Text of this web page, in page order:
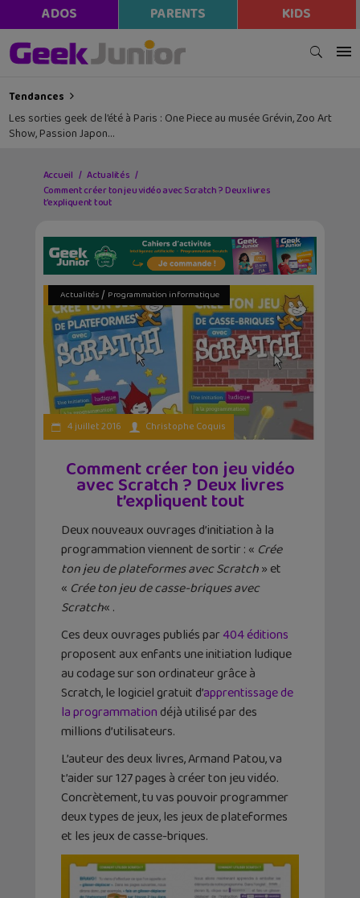
ADOS PARENTS KIDS
Tendances
Les sorties geek de l’été à Paris : One Piece au musée Grévin, Zoo Art
Show, Passion Japon…
Accueil
Actualités
Comment créer ton jeu vidéo avec Scratch ? Deux livres
t’expliquent tout
Actualités/ Programmation informatique
4 juillet 2016 Christophe Coquis
Comment créer ton jeu vidéo
avec Scratch ? Deux livres
t’expliquent tout
Deux nouveaux ouvrages d’initiation à la
programmation viennent de sortir : « Crée
ton jeu de plateformes avec Scratch» et
« Crée ton jeu de casse-briques avec
Scratch« .
Ces deux ouvrages publiés par404 éditions
proposent aux enfants une initiation ludique
au codage sur son ordinateur grâce à
Scratch, le logiciel gratuit d’apprentissage de
la programmation déjà utilisé par des
millions d’utilisateurs.
L’auteur des deux livres, Armand Patou, va
t’aider sur 127 pages à créer ton jeu vidéo.
Concrètement, tu vas pouvoir programmer
deux types de jeux, les jeux de plateformes
et les jeux de casse-briques.